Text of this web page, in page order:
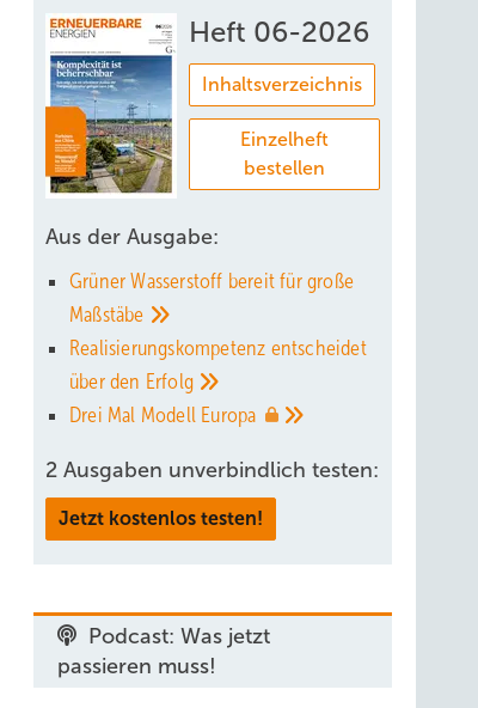
Heft 06-2026
Inhaltsverzeichnis
Einzelheft
bestellen
Aus der Ausgabe:
Grüner Wasserstoff bereit für große
Maßstäbe
Realisierungskompetenz entscheidet
über den Erfolg
Drei Mal Modell Europa
2 Ausgaben unverbindlich testen:
Jetzt kostenlos testen!
Podcast: Was jetzt
passieren muss!